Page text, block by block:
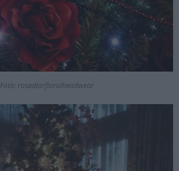
Fotó: rosadiorfloralheadwear